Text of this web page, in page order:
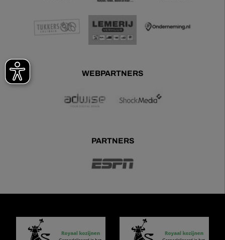
WEBPARTNERS
PARTNERS